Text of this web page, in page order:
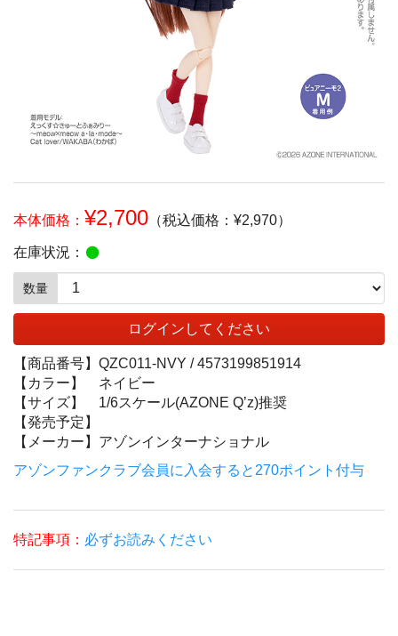
本体価格： ¥2,700 （税込価格：¥2,970）
在庫状況：
数量
ログインしてください
【商品番号】 QZC011-NVY /4573199851914
【カラー】
ネイビー
【サイズ】
1/6スケール(AZONE Q’z)推奨
【発売予定】
【メーカー】 アゾンインターナショナル
アゾンファンクラブ会員に入会すると270ポイント付与
特記事項： 必ずお読みください